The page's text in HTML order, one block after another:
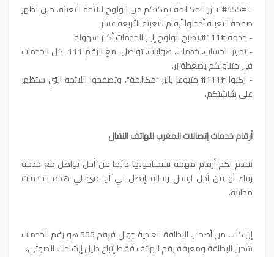
- #555# + زر المكالمة يمكنكم من الولوج للائحة التعبئة. حين تظهر
صفحة التعبئة أدخلوا أرقام التعبئة الأربعة عشر.
- خدمة #111# يصبح الولوج إلى الخدمات أكثر سهولة​
- تدبير الحساب، خدمات، هوايات، تواصل، مع الرقم 111، كل الخدمات
في متناولكم بضغطة زر.
- ركبوا #111# متبوعا بالزر "مكالمة"، وتصفحوا اللائحة التي ستظهر
على شاشتكم.
أرقام خدمات إتصالات المغرب للهاتف النقال
نقدم لكم أرقام مهمة ستحتاجونها دائما من أجل تواصل مع خدمة
زبناء أو من أجل ارسال رسالة إتصل بي أو عبئ لي هذه الخدمات
مجانية.
إن كنت من أصحاب البطاقة العادية جوال فرقم 555 هو رقم الخدمات
شحن البطاقة ومعرفة رقم الهاتف فقط إتباع دليل إرشادات الصوتي.